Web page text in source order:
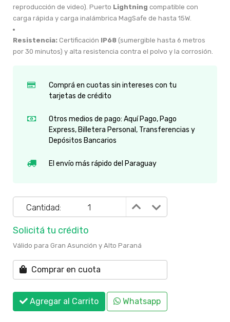
reproducción de video). Puerto Lightning compatible con
carga rápida y carga inalámbrica MagSafe de hasta 15W.
Resistencia: Certificación IP68 (sumergible hasta 6 metros
por 30 minutos) y alta resistencia contra el polvo y la corrosión.
Comprá en cuotas sin intereses con tu
tarjetas de crédito
Otros medios de pago: Aquí Pago, Pago
Express, Billetera Personal, Transferencias y
Depósitos Bancarios
El envío más rápido del Paraguay
Cantidad:
Solicitá tu crédito
Válido para Gran Asunción y Alto Paraná
Comprar en cuota
Agregar al Carrito Whatsapp